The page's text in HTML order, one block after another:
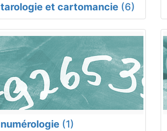
tarologie et cartomancie (6)
numérologie (1)